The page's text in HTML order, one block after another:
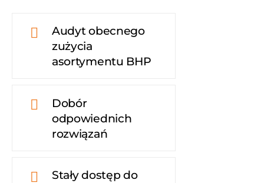
Audyt obecnego
zużycia
asortymentu BHP
Dobór
odpowiednich
rozwiązań
Stały dostęp do